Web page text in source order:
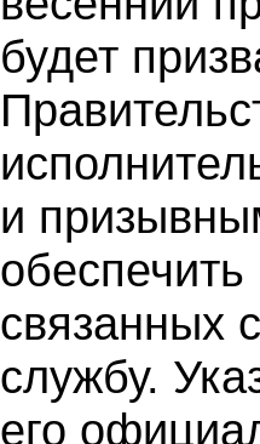
будет
и
связанных
службу.
его